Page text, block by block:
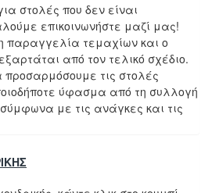
στολές που δεν είναι
επικοινωνήστε μαζί μας!
παραγγελία τεμαχίων και ο
από τον τελικό σχέδιο.
τις στολές
ύφασμα από τη συλλογή
με τις ανάγκες και τις